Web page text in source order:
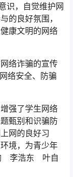
识，自觉维护网
的良好氛围，
康文明的网络
络诈骗的宣传
络安全、防骗
强了学生网络
甄别和识骗防
网的良好习
境，为青少年
李浩东 叶自